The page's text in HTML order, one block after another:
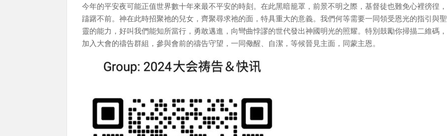
今年的平安夜可能正值世界數十年來最不平安的時刻。在此黑暗籠罩，前景不明之際，基督徒也難免心裡徬徨，
躊躇不前。神在此時招聚祂的兒女，齊聚尋求祂的面，特具重大的意義。我們何等需要一同領受恩光的指引與聖
靈的能力，好叫我們能知所當行，勇敢邁進，向彎曲悖謬的世代發出神國明光的照耀。特別鼓勵你掃描二維碼，
加入大會的禱告群組，參與會前的禱告守望，一同儆醒、自潔，等候晉見主面，同蒙主恩。